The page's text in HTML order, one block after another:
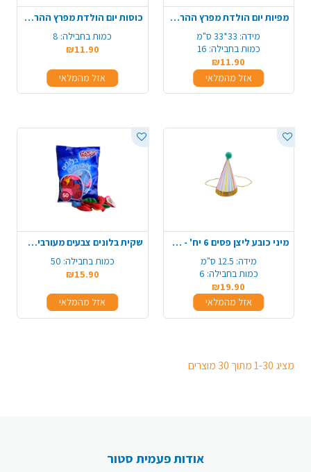
מפיות יום הולדת מפרץ ההרפקאות - כחול
מידה: 33*33 ס"מ
כמות בחבילה: 16
₪11.90
אזל מהמלאי
כוסות יום הולדת מפרץ ההרפקאות - כחול
כמות בחבילה: 8
₪11.90
אזל מהמלאי
מיני כובע ליצן פסים 6 יח' - צבעוני
מידה: 12.5 ס"מ
כמות בחבילה: 6
₪19.90
אזל מהמלאי
שקית בלונים צבעים מעורבים 50 יח'
כמות בחבילה: 50
₪15.90
אזל מהמלאי
מציג 1-30 מתוך 30 מוצרים
אודות פעמית סטור